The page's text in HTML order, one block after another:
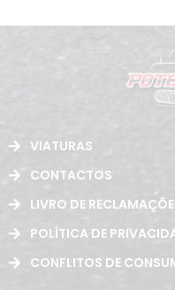
VIATURAS
CONTACTOS
LIVRO DE
POLÍTICA DE
CONFLITOS DE